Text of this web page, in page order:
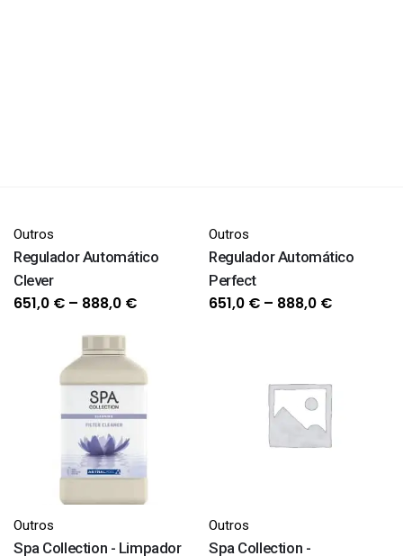
Outros
Regulador Automático
Clever
651,0 € – 888,0 €Price
through
888,0 €
Outros
Regulador Automático
Perfect
651,0 € – 888,0 €Price
888,0 €
Outros
Spa Collection - Limpador
Outros
Spa Collection -